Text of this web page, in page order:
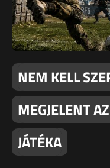
NEM KELL
MEGJELENT
JÁTÉKA